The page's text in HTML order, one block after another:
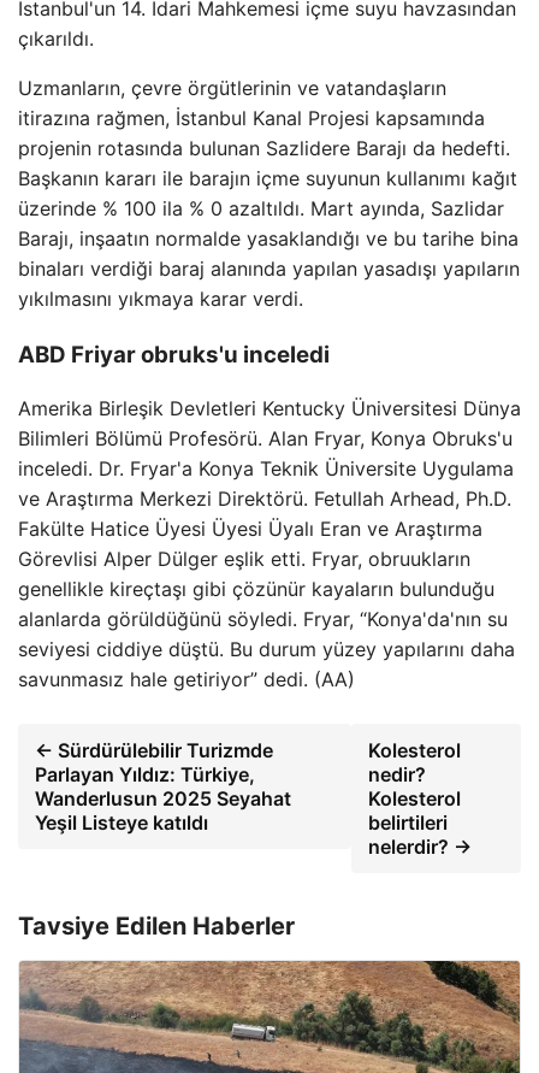
İstanbul'un 14. İdari Mahkemesi içme suyu havzasından
çıkarıldı.
Uzmanların, çevre örgütlerinin ve vatandaşların
itirazına rağmen, İstanbul Kanal Projesi kapsamında
projenin rotasında bulunan Sazlidere Barajı da hedefti.
Başkanın kararı ile barajın içme suyunun kullanımı kağıt
üzerinde % 100 ila % 0 azaltıldı. Mart ayında, Sazlidar
Barajı, inşaatın normalde yasaklandığı ve bu tarihe bina
binaları verdiği baraj alanında yapılan yasadışı yapıların
yıkılmasını yıkmaya karar verdi.
ABD Friyar obruks'u inceledi
Amerika Birleşik Devletleri Kentucky Üniversitesi Dünya
Bilimleri Bölümü Profesörü. Alan Fryar, Konya Obruks'u
inceledi. Dr. Fryar'a Konya Teknik Üniversite Uygulama
ve Araştırma Merkezi Direktörü. Fetullah Arhead, Ph.D.
Fakülte Hatice Üyesi Üyesi Üyalı Eran ve Araştırma
Görevlisi Alper Dülger eşlik etti. Fryar, obruukların
genellikle kireçtaşı gibi çözünür kayaların bulunduğu
alanlarda görüldüğünü söyledi. Fryar, “Konya'da'nın su
seviyesi ciddiye düştü. Bu durum yüzey yapılarını daha
savunmasız hale getiriyor” dedi. (AA)
← Sürdürülebilir Turizmde
Parlayan Yıldız: Türkiye,
Wanderlusun 2025 Seyahat
Yeşil Listeye katıldı
Kolesterol
nedir?
Kolesterol
belirtileri
nelerdir? →
Tavsiye Edilen Haberler